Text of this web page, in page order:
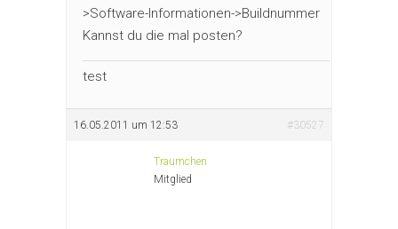
>Software-Informationen->Buildnummer
Kannst du die mal posten?
test
16.05.2011 um 12:53 #30527
Traumchen
Mitglied